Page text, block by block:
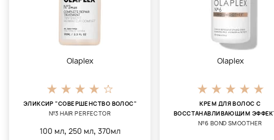
Olaplex
ЭЛИКСИР "СОВЕРШЕНСТВО ВОЛОС"
№3 HAIR PERFECTOR
100 мл, 250 мл, 370мл
Olaplex
КРЕМ ДЛЯ ВОЛОС С
ВОССТАНАВЛИВАЮЩИМ
№6 BOND SMOOTHER